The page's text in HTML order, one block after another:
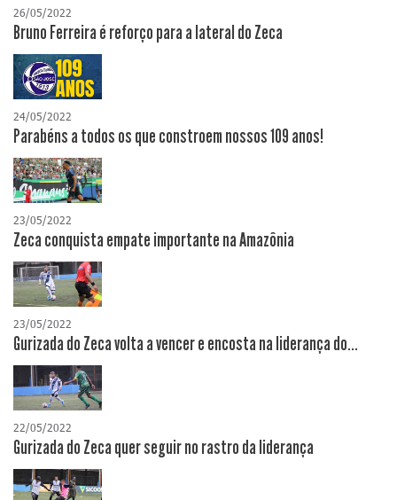
26/05/2022
Bruno Ferreira é reforço para a lateral do Zeca
24/05/2022
Parabéns a todos os que constroem nossos 109 anos!
23/05/2022
Zeca conquista empate importante na Amazônia
23/05/2022
Gurizada do Zeca volta a vencer e encosta na liderança do...
22/05/2022
Gurizada do Zeca quer seguir no rastro da liderança